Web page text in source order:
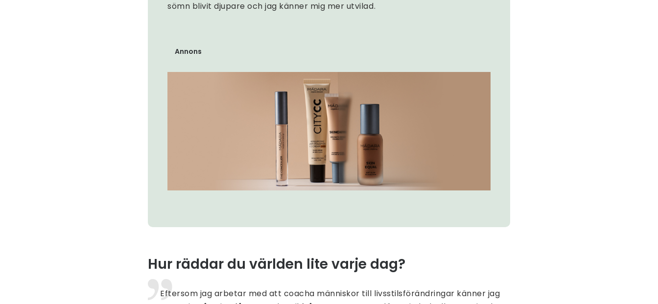
sömn blivit djupare och jag känner mig mer utvilad.
Annons
Hur räddar du världen lite varje dag?
Eftersom jag arbetar med att coacha människor till livsstilsförändringar känner jag